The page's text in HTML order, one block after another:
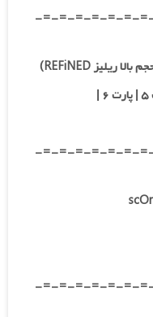
-=-=-=-=-=-=-
|
-=-=-=-=-=-=-
-=-=-=-=-=-=-